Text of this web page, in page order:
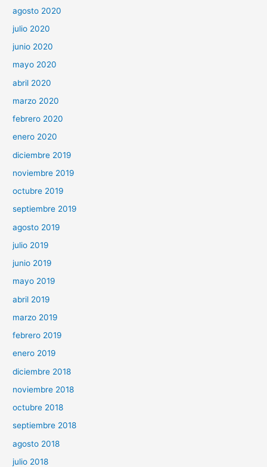
agosto 2020
julio 2020
junio 2020
mayo 2020
abril 2020
marzo 2020
febrero 2020
enero 2020
diciembre 2019
noviembre 2019
octubre 2019
septiembre 2019
agosto 2019
julio 2019
junio 2019
mayo 2019
abril 2019
marzo 2019
febrero 2019
enero 2019
diciembre 2018
noviembre 2018
octubre 2018
septiembre 2018
agosto 2018
julio 2018